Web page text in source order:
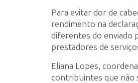
Para evitar dor de
rendimento na
diferentes do enviado
prestadores de
Eliana Lopes,
contribuintes que não